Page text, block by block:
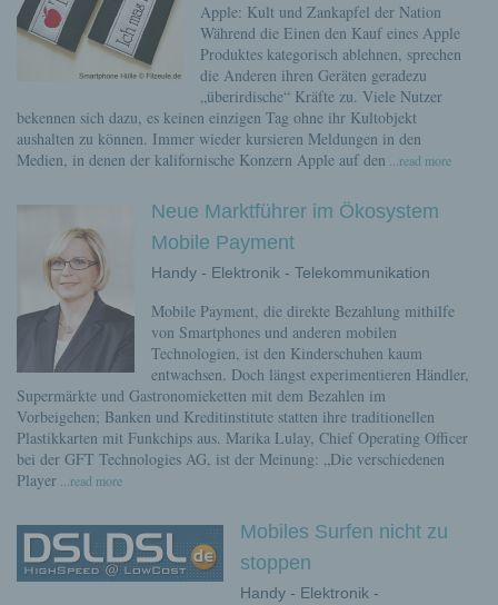
Apple: Kult und Zankapfel der Nation
Während die Einen den Kauf eines Apple
Produktes kategorisch ablehnen, sprechen
die Anderen ihren Geräten geradezu
„überirdische“ Kräfte zu. Viele Nutzer
bekennen sich dazu, es keinen einzigen Tag ohne ihr Kultobjekt
aushalten zu können. Immer wieder kursieren Meldungen in den
Medien, in denen der kalifornische Konzern Apple auf den ...read more
Neue Marktführer im Ökosystem
Mobile Payment
Handy - Elektronik - Telekommunikation
Mobile Payment, die direkte Bezahlung mithilfe
von Smartphones und anderen mobilen
Technologien, ist den Kinderschuhen kaum
entwachsen. Doch längst experimentieren Händler,
Supermärkte und Gastronomieketten mit dem Bezahlen im
Vorbeigehen; Banken und Kreditinstitute statten ihre traditionellen
Plastikkarten mit Funkchips aus. Marika Lulay, Chief Operating Officer
bei der GFT Technologies AG, ist der Meinung: „Die verschiedenen
Player ...read more
Mobiles Surfen nicht zu
stoppen
Handy - Elektronik -